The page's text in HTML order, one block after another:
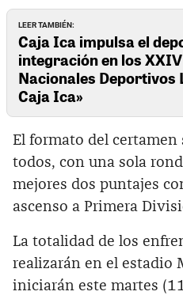
LEER TAMBIÉN:
Caja Ica impulsa el
integración en los
Nacionales Deportivos
Caja Ica»
El formato del certamen
todos, con una sola
mejores dos puntajes
ascenso a Primera
La totalidad de los
realizarán en el estadio
iniciarán este martes